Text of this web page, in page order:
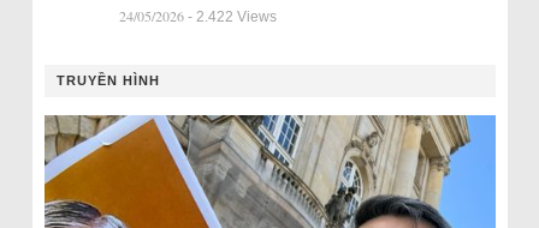
24/05/2026 - 2.422 Views
TRUYỀN HÌNH